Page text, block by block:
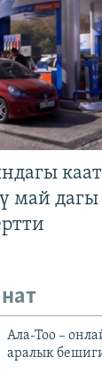
май
Ала-Тоо –
аралык